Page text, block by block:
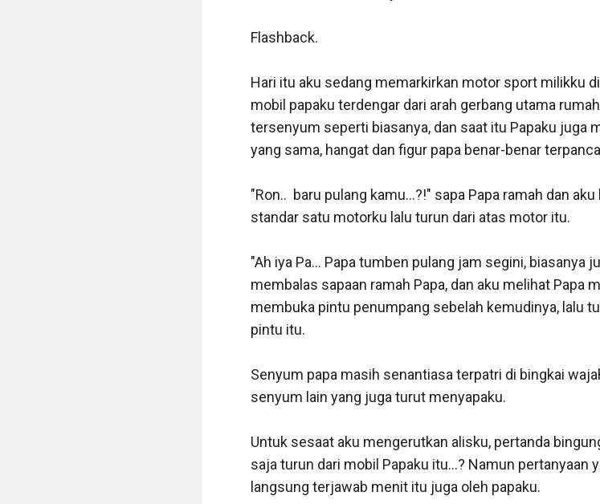
Flashback.
Hari itu aku sedang memarkirkan motor sport milikku
mobil papaku terdengar dari arah gerbang utama
tersenyum seperti biasanya, dan saat itu Papaku juga
yang sama, hangat dan figur papa benar-benar
"Ron..  baru pulang kamu...?!" sapa Papa ramah dan
standar satu motorku lalu turun dari atas motor itu.
"Ah iya Pa... Papa tumben pulang jam segini, biasanya
membalas sapaan ramah Papa, dan aku melihat Papa
membuka pintu penumpang sebelah kemudinya, lalu
pintu itu.
Senyum papa masih senantiasa terpatri di bingkai
senyum lain yang juga turut menyapaku.
Untuk sesaat aku mengerutkan alisku, pertanda
saja turun dari mobil Papaku itu...? Namun pertanyaan
langsung terjawab menit itu juga oleh papaku.